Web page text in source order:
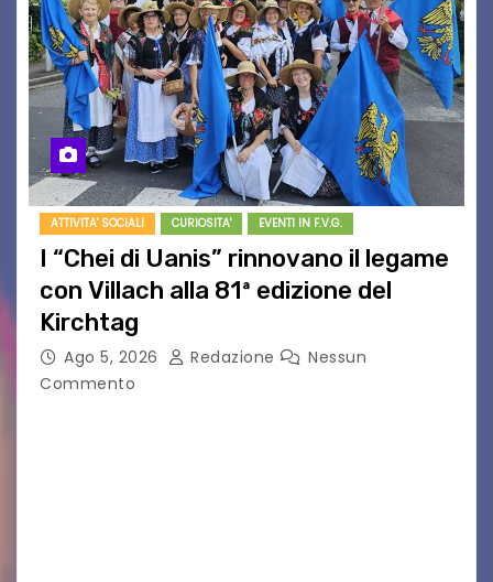
ATTIVITA' SOCIALI CURIOSITA' EVENTI IN F.V.G.
I “Chei di Uanis” rinnovano il legame
con Villach alla 81ª edizione del
Kirchtag
Ago 5, 2026 Redazione
Nessun
Commento